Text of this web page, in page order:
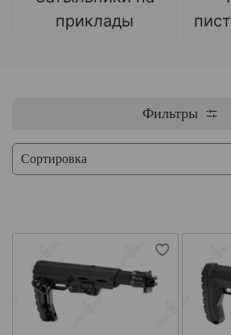
приклады
Фильтры